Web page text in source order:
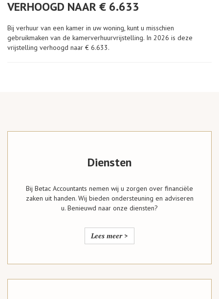
VERHOOGD NAAR € 6.633
Bij verhuur van een kamer in uw woning, kunt u misschien
gebruikmaken van de kamerverhuurvrijstelling. In 2026 is deze
vrijstelling verhoogd naar € 6.633.
Diensten
Bij Betac Accountants nemen wij u zorgen over financiële
zaken uit handen. Wij bieden ondersteuning en adviseren
u. Benieuwd naar onze diensten?
Lees meer >